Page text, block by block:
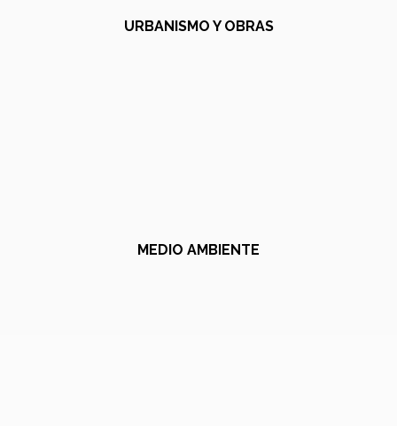
URBANISMO Y OBRAS
MEDIO AMBIENTE